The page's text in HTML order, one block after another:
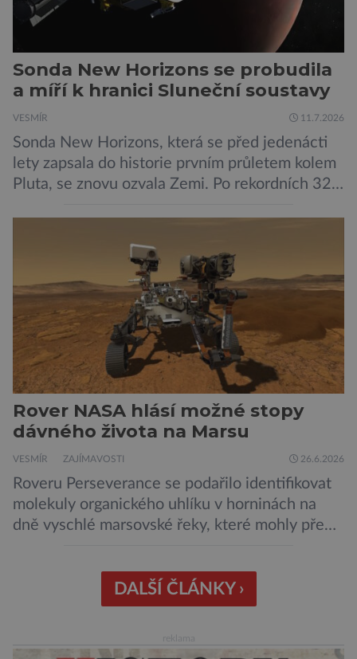
Sonda New Horizons se probudila
a míří k hranici Sluneční soustavy
VESMÍR 11.7.2026
Sonda New Horizons, která se před jedenácti
lety zapsala do historie prvním průletem kolem
Pluta, se znovu ozvala Zemi. Po rekordních 321
podle NASA je ve výtečném stavu. Nyní ji čeká
další etapa její mise, jejíž ambicí je přinést
dosud nejpodrobnější […]
Rover NASA hlásí možné stopy
dávného života na Marsu
VESMÍR ZAJÍMAVOSTI 26.6.2026
Roveru Perseverance se podařilo identifikovat
molekuly organického uhlíku v horninách na
dně vyschlé marsovské řeky, které mohly před
Měření provedená přístrojem Sherloc,
umístěném na roveru Perseverance,
výchozů, což jsou vyhaslé podzemní lávové
DALŠÍ ČLÁNKY ›